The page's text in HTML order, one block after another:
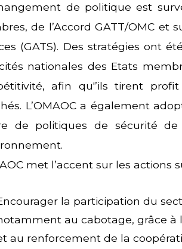
de politique est
de l’Accord GATT/OMC et
(GATS). Des stratégies ont
nationales des Etats
afin qu'’ils tirent
L’OMAOC a également
de politiques de sécurité
met l’accent sur les actions
la participation du
au cabotage, grâce à
au renforcement de la